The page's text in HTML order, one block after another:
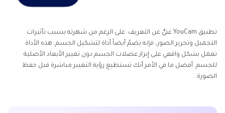
تطبيق YouCam غنيٌّ عن التعريف. على الرغم من شهرته بسبب تأثيرات
التجميل وتحرير الصور، فإنه يضمّ أيضاً أداة لتشكيل الجسم. هذه الأداة
تعمل بشكل واقعي على إبراز عضلات الجسم دون تغيير الأبعاد الأصلية
للجسم. أفضل ما في الأمر أنك تستطيع رؤية التغيير مباشرة قبل حفظ
الصورة.